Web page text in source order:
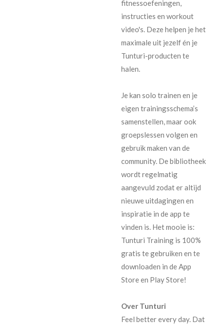
fitnessoefeningen,
instructies en workout
video's. Deze helpen je het
maximale uit jezelf én je
Tunturi-producten te
halen.
Je kan solo trainen en je
eigen trainingsschema’s
samenstellen, maar ook
groepslessen volgen en
gebruik maken van de
community. De bibliotheek
wordt regelmatig
aangevuld zodat er altijd
nieuwe uitdagingen en
inspiratie in de app te
vinden is. Het mooie is:
Tunturi Training is 100%
gratis te gebruiken en te
downloaden in de App
Store en Play Store!
Over Tunturi
Feel better every day. Dat